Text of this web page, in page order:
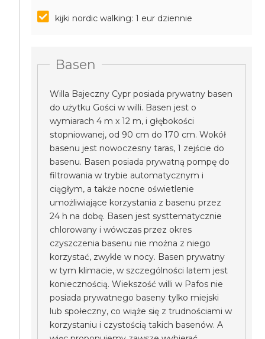
kijki nordic walking: 1 eur dziennie
Basen
Willa Bajeczny Cypr posiada prywatny basen
do użytku Gości w willi. Basen jest o
wymiarach 4 m x 12 m, i głębokości
stopniowanej, od 90 cm do 170 cm. Wokół
basenu jest nowoczesny taras, 1 zejście do
basenu. Basen posiada prywatną pompę do
filtrowania w trybie automatycznym i
ciągłym, a także nocne oświetlenie
umożliwiające korzystania z basenu przez
24 h na dobę. Basen jest systtematycznie
chlorowany i wówczas przez okres
czyszczenia basenu nie można z niego
korzystać, zwykle w nocy. Basen prywatny
w tym klimacie, w szczególności latem jest
koniecznością. Wiekszość willi w Pafos nie
posiada prywatnego baseny tylko miejski
lub społeczny, co wiąże się z trudnościami w
korzystaniu i czystością takich basenów. A